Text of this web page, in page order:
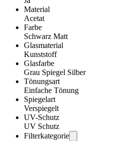
Material
Acetat
Farbe
Schwarz Matt
Glasmaterial
Kunststoff
Glasfarbe
Grau Spiegel Silber
Tönungsart
Einfache Tönung
Spiegelart
Verspiegelt
UV-Schutz
UV Schutz
Filterkategorie